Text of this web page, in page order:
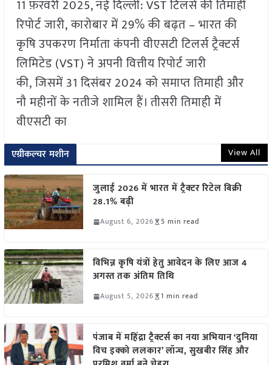
11 फ़रवरी 2025, नई दिल्ली: VST टिलर्स की तिमाही
रिपोर्ट जारी, कारोबार में 29% की बढ़त – भारत की
कृषि उपकरण निर्माता कंपनी वीएसटी टिलर्स ट्रैक्टर्स
लिमिटेड (VST) ने अपनी वित्तीय रिपोर्ट जारी
की, जिसमें 31 दिसंबर 2024 को समाप्त तिमाही और
नौ महीनों के नतीजे शामिल हैं। तीसरी तिमाही में
वीएसटी का
एग्रीकल्चर मशीन View All
जुलाई 2026 में भारत में ट्रैक्टर रिटेल बिक्री
28.1% बढ़ी
August 6, 2026 5 min read
विभिन्न कृषि यंत्रों हेतु आवेदन के लिए आज 4
अगस्त तक अंतिम तिथि
August 5, 2026 1 min read
पंजाब में महिंद्रा ट्रैक्टर्स का नया अभियान ‘दुनिया
विच इक्को ललकार’ लॉन्च, सुखबीर सिंह और